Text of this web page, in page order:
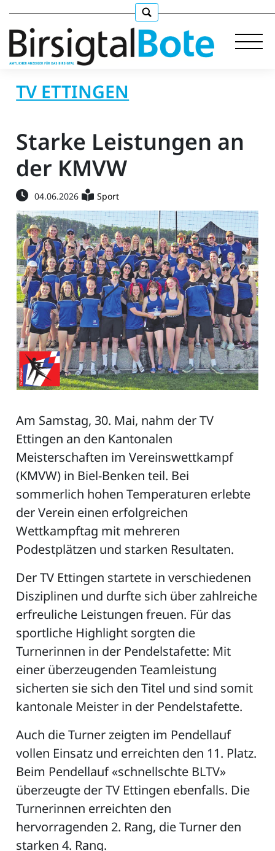
E-
Paper
TV ETTINGEN
Starke Leistungen an
der KMVW
04.06.2026 Sport
Am Samstag, 30. Mai, nahm der TV
Ettingen an den Kantonalen
Meisterschaften im Vereinswettkampf
(KMVW) in Biel-Benken teil. Bei
sommerlich hohen Temperaturen erlebte
der Verein einen erfolgreichen
Wettkampftag mit mehreren
Podestplätzen und starken Resultaten.
Der TV Ettingen startete in verschiedenen
Disziplinen und durfte sich über zahlreiche
erfreuliche Leistungen freuen. Für das
sportliche Highlight sorgten die
Turnerinnen in der Pendelstafette: Mit
einer überzeugenden Teamleistung
sicherten sie sich den Titel und sind somit
kantonale Meister in der Pendelstafette.
Auch die Turner zeigten im Pendellauf
vollen Einsatz und erreichten den 11. Platz.
Beim Pendellauf «schnellschte BLTV»
überzeugte der TV Ettingen ebenfalls. Die
Turnerinnen erreichten den
hervorragenden 2. Rang, die Turner den
starken 4. Rang.